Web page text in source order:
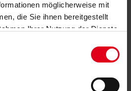
möglicherweise mit
die Sie ihnen bereitgestellt
Ihrer Nutzung der Dienste